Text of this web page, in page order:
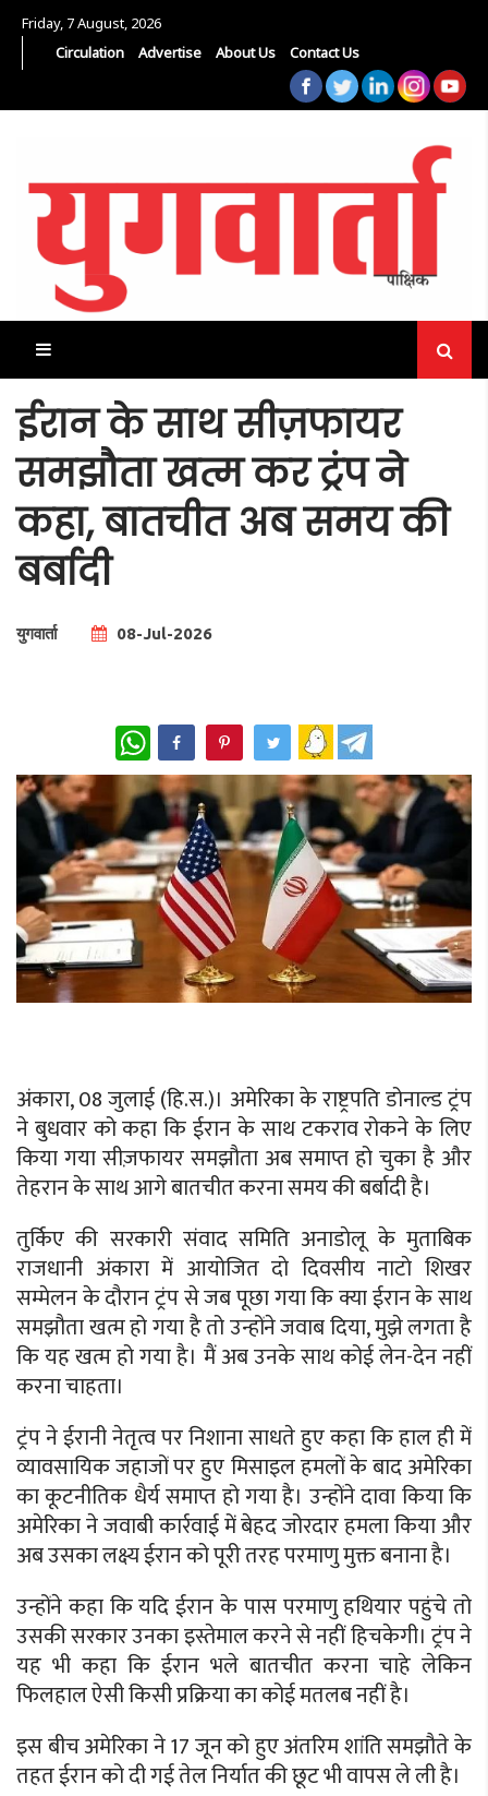
Friday, 7 August, 2026
Circulation
Advertise About Us Contact Us
ईरान के साथ सीज़फायर
समझौता खत्म कर ट्रंप ने
कहा, बातचीत अब समय की
बर्बादी
युगवार्ता 08-Jul-2026
WhatsApp
अंकारा, 08 जुलाई (हि.स.)। अमेरिका के राष्ट्रपति डोनाल्ड ट्रंप
ने बुधवार को कहा कि ईरान के साथ टकराव रोकने के लिए
किया गया सीज़फायर समझौता अब समाप्त हो चुका है और
तेहरान के साथ आगे बातचीत करना समय की बर्बादी है।
तुर्किए की सरकारी संवाद समिति अनाडाेलू के मुताबिक
राजधानी अंकारा में आयोजित दाे दिवसीय नाटाे शिखर
सम्मेलन के दौरान ट्रंप से जब पूछा गया कि क्या ईरान के साथ
समझौता खत्म हो गया है तो उन्होंने जवाब दिया, मुझे लगता है
कि यह खत्म हो गया है। मैं अब उनके साथ कोई लेन-देन नहीं
करना चाहता।
ट्रंप ने ईरानी नेतृत्व पर निशाना साधते हुए कहा कि हाल ही में
व्यावसायिक जहाजों पर हुए मिसाइल हमलों के बाद अमेरिका
का कूटनीतिक धैर्य समाप्त हो गया है। उन्होंने दावा किया कि
अमेरिका ने जवाबी कार्रवाई में बेहद जोरदार हमला किया और
अब उसका लक्ष्य ईरान को पूरी तरह परमाणु मुक्त बनाना है।
उन्होंने कहा कि यदि ईरान के पास परमाणु हथियार पहुंचे तो
उसकी सरकार उनका इस्तेमाल करने से नहीं हिचकेगी। ट्रंप ने
यह भी कहा कि ईरान भले बातचीत करना चाहे लेकिन
फिलहाल ऐसी किसी प्रक्रिया का कोई मतलब नहीं है।
इस बीच अमेरिका ने 17 जून को हुए अंतरिम शांति समझौते के
तहत ईरान को दी गई तेल निर्यात की छूट भी वापस ले ली है।